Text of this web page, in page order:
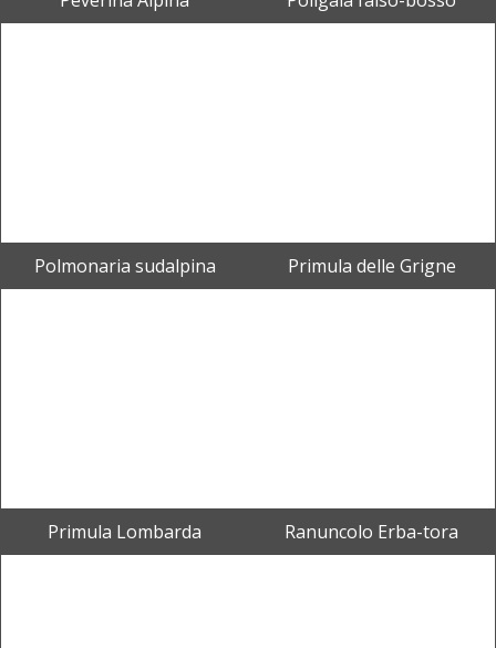
Polmonaria sudalpina Primula delle Grigne
Primula Lombarda Ranuncolo Erba-tora